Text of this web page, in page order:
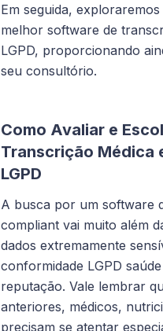
Em seguida,
melhor software de
LGPD, proporcionando
seu consultório.
Como Avaliar e
Transcrição Médica
LGPD
A busca por um software
compliant vai muito além
dados extremamente
conformidade LGPD
reputação. Vale lembrar
anteriores, médicos,
precisam se atentar